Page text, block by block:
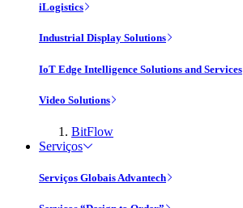
iLogistics
Industrial Display Solutions
IoT Edge Intelligence Solutions and Services
Video Solutions
BitFlow
Serviços
Serviços Globais Advantech